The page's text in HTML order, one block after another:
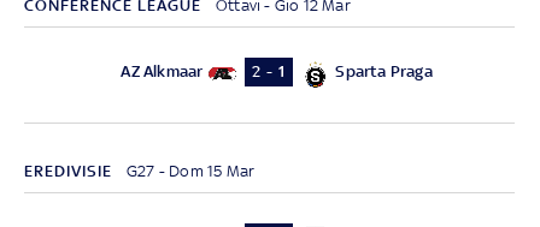
CONFERENCE LEAGUE Ottavi - Gio 12 Mar
AZ Alkmaar 2 - 1 Sparta Praga
EREDIVISIE G27 - Dom 15 Mar